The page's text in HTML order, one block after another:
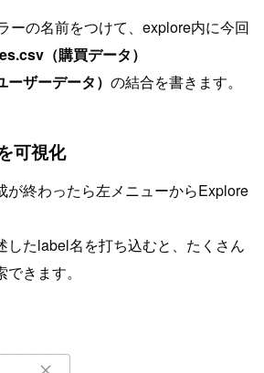
ーの名前をつけて、explore内に今回
（購買データ）
ザーデータ） の結合を書きます。
可視化
が終わったら左メニューからExplore
したlabel名を打ち込むと、たくさん
きます。